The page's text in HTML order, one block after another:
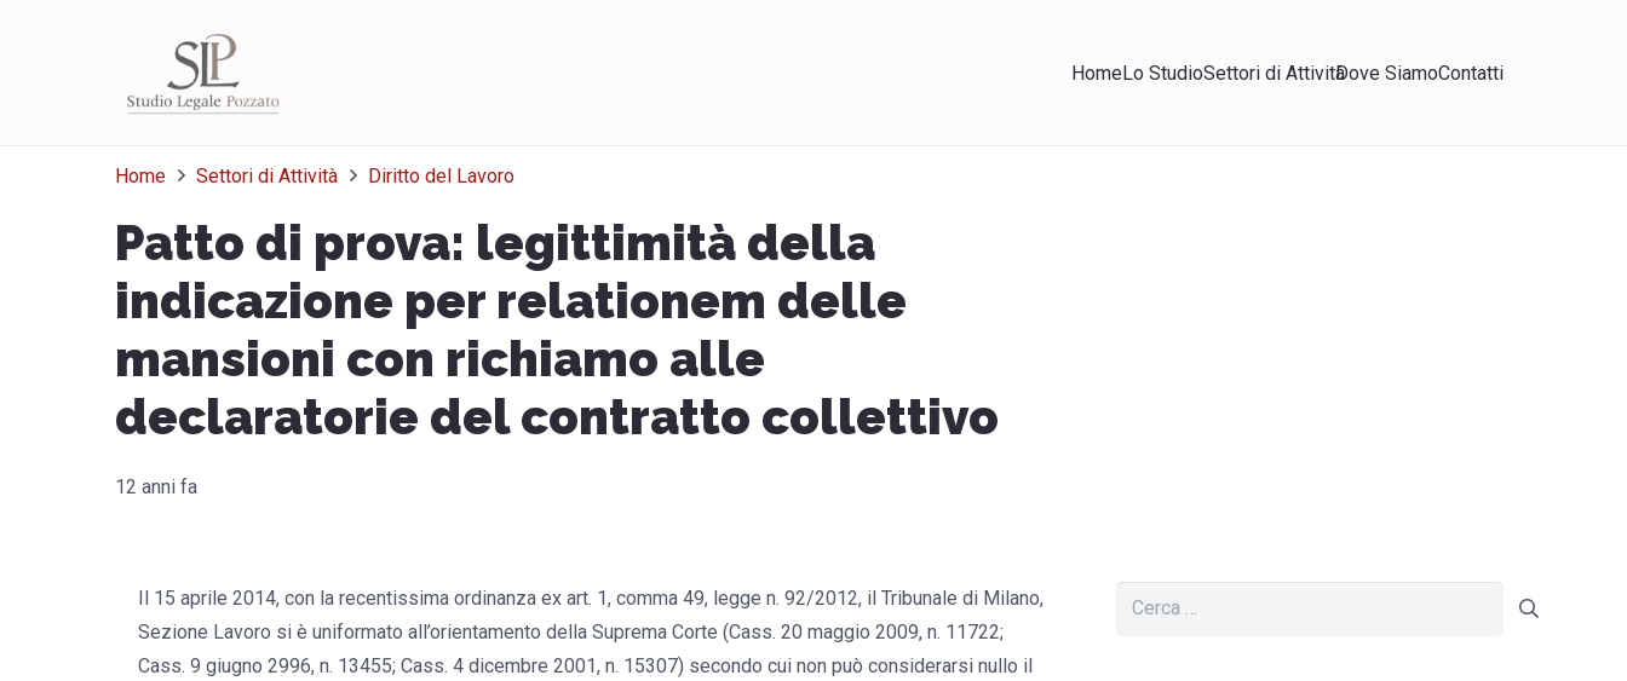
HomeLo StudioSettori di AttivitàDove SiamoContatti
Home Settori di Attività Diritto del Lavoro
Patto di prova: legittimità della
indicazione per relationem delle
mansioni con richiamo alle
declaratorie del contratto collettivo
12 anni fa
Il 15 aprile 2014, con la recentissima ordinanza ex art. 1, comma 49, legge n. 92/2012, il Tribunale di Milano,
Sezione Lavoro si è uniformato all’orientamento della Suprema Corte (Cass. 20 maggio 2009, n. 11722;
Cass. 9 giugno 2996, n. 13455; Cass. 4 dicembre 2001, n. 15307) secondo cui non può considerarsi nullo il
Ricerca